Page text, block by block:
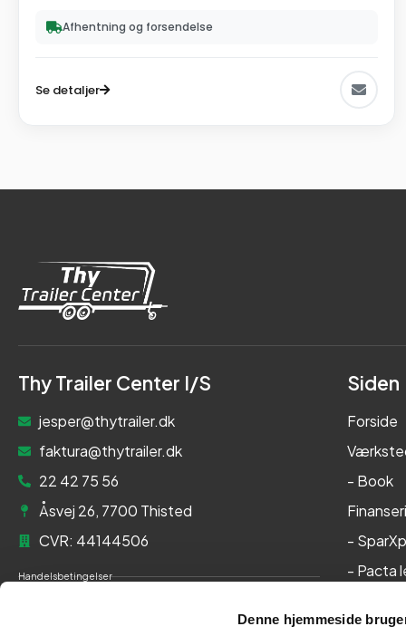
Denne hjemmeside
Afhentning og forsendelse
Se detaljer
Thy Trailer Center I/S
jesper@thytrailer.dk
faktura@thytrailer.dk
22 42 75 56
Åsvej 26, 7700 Thisted
CVR: 44144506
Handelsbetingelser
Siden
Forside
- Book
-
- Pacta
Kontakt